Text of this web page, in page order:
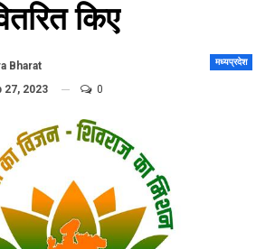
किए
मध्यप्रदेश
Bharat
27, 2023 0